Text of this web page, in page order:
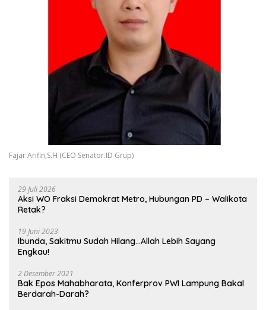
Fajar Arifin,S.H (CEO Senator.ID Grup)
29 Juli 2026
Aksi WO Fraksi Demokrat Metro, Hubungan PD – Walikota
Retak?
19 Juni 2023
Ibunda, Sakitmu Sudah Hilang…Allah Lebih Sayang
Engkau!
2 Desember 2021
Bak Epos Mahabharata, Konferprov PWI Lampung Bakal
Berdarah-Darah?